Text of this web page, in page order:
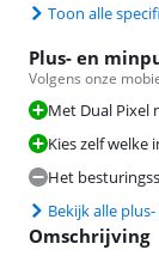
Toon alle
Plus- en
Volgens onze
Met Dual Pixel
Kies zelf
Het
Bekijk alle
Omschrijving